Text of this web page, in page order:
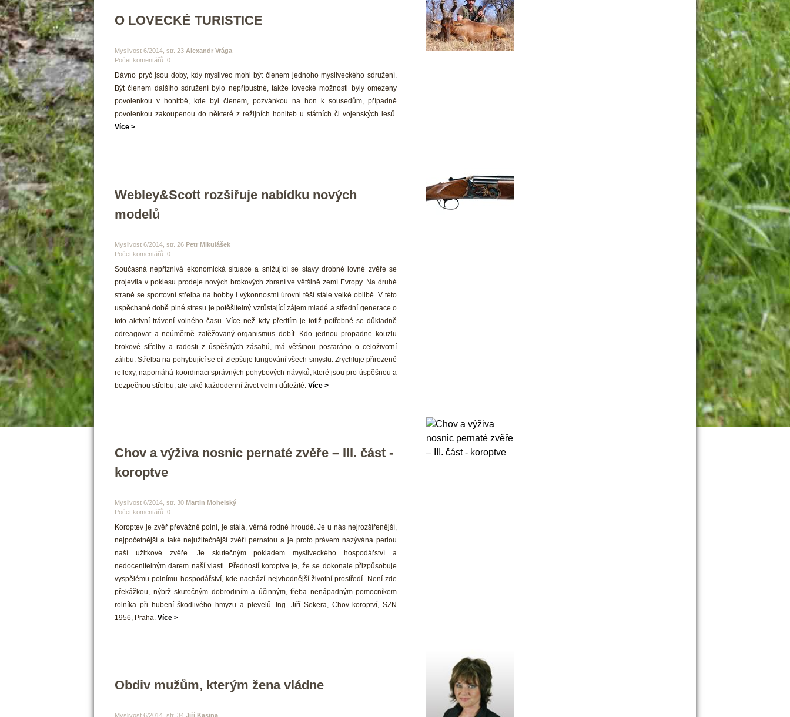
O LOVECKÉ TURISTICE
Myslivost 6/2014, str. 23 Alexandr Vrága
Počet komentářů: 0
Dávno pryč jsou doby, kdy myslivec mohl být členem jednoho mysliveckého sdružení.
Být členem dalšího sdružení bylo nepřípustné, takže lovecké možnosti byly omezeny
povolenkou v honitbě, kde byl členem, pozvánkou na hon k sousedům, případně
povolenkou zakoupenou do některé z režijních honiteb u státních či vojenských lesů.
Více >
Webley&Scott rozšiřuje nabídku nových
modelů
Myslivost 6/2014, str. 26 Petr Mikulášek
Počet komentářů: 0
Současná nepříznivá ekonomická situace a snižující se stavy drobné lovné zvěře se
projevila v poklesu prodeje nových brokových zbraní ve většině zemí Evropy. Na druhé
traně se sportovní střelba na hobby i výkonnostní úrovni těší stále velké oblibě. V této
uspěchané době plné stresu je potěšitelný vzrůstající zájem mladé a střední generace o
toto aktivní trávení volného času. Více než kdy předtím je totiž potřebné se důkladně
odreagovat a neúměrně zatěžovaný organismus dobít. Kdo jednou propadne kouzlu
brokové střelby a radosti z úspěšných zásahů, má většinou postaráno o celoživotní
zálibu. Střelba na pohybující se cíl zlepšuje fungování všech smyslů. Zrychluje přirozené
reflexy, napomáhá koordinaci správných pohybových návyků, které jsou pro úspěšnou a
bezpečnou střelbu, ale také každodenní život velmi důležité. Více >
Chov a výživa nosnic pernaté zvěře – III. část -
koroptve
Myslivost 6/2014, str. 30 Martin Mohelský
Počet komentářů: 0
Koroptev je zvěř převážně polní, je stálá, věrná rodné hroudě. Je u nás nejrozšířenější,
nejpočetnější a také nejužitečnější zvěří pernatou a je proto právem nazývána perlou
naší užitkové zvěře. Je skutečným pokladem mysliveckého hospodářství a
nedocenitelným darem naší vlasti. Předností koroptve je, že se dokonale přizpůsobuje
vyspělému polnímu hospodářství, kde nachází nejvhodnější životní prostředí. Není zde
překážkou, nýbrž skutečným dobrodiním a účinným, třeba nenápadným pomocníkem
rolníka při hubení škodlivého hmyzu a plevelů. Ing. Jiří Sekera, Chov koroptví, SZN
1956, Praha. Více >
Obdiv mužům, kterým žena vládne
Myslivost 6/2014, str. 34 Jiří Kasina